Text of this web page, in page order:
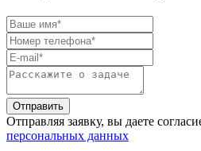
Отправить
Отправляя заявку, вы даете
персональных данных